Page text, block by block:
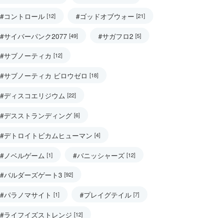
#コントロール [12] #ゴッドオブウォー [21]
#サイバーパンク2077 [49] #サガフロ2 [5]
#サブノーティカ [12]
#サブノーティカ ビロウゼロ [18]
#ディスコエリジウム [22]
#デスストランディング [6]
#デトロイトビカムヒューマン [4]
#ノベルゲーム [1] #バニッシャーズ [12]
#バルダーズゲート3 [92]
#パラノマサイト [1] #プレイグテイル [7]
#ライフイズストレンジ [12]